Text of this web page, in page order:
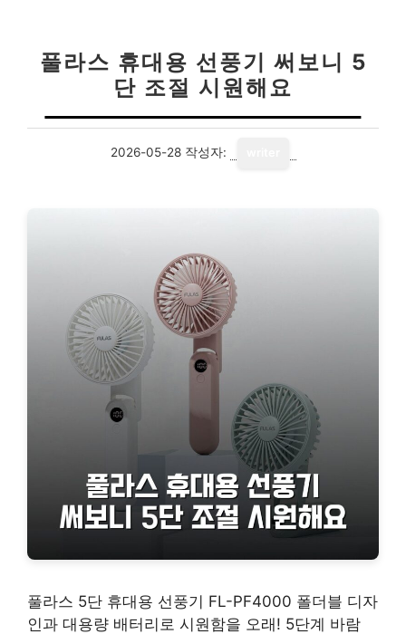
풀라스 휴대용 선풍기 써보니 5
단 조절 시원해요
2026-05-28 작성자:
풀라스 5단 휴대용 선풍기 FL-PF4000 폴더블 디자
인과 대용량 배터리로 시원함을 오래! 5단계 바람